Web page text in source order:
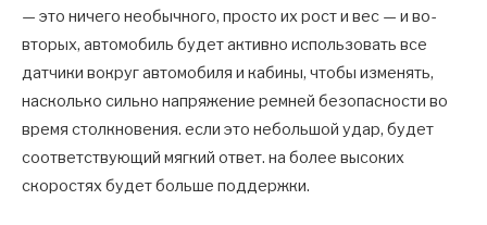
— это ничего необычного, просто их рост и вес — и во-
вторых, автомобиль будет активно использовать все
датчики вокруг автомобиля и кабины, чтобы изменять,
насколько сильно напряжение ремней безопасности во
время столкновения. если это небольшой удар, будет
соответствующий мягкий ответ. на более высоких
скоростях будет больше поддержки.